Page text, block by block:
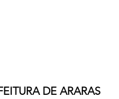
DE ARARAS